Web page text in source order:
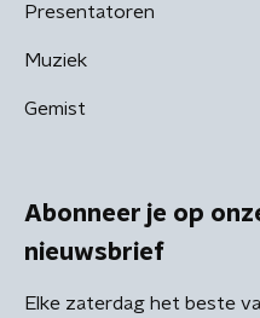
Presentatoren
Muziek
Gemist
Abonneer je op
nieuwsbrief
Elke zaterdag het beste